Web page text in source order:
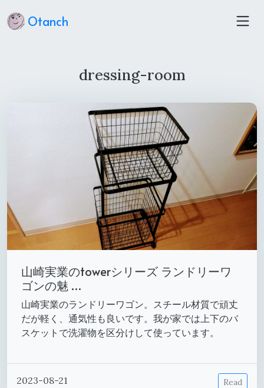
Otanch
dressing-room
山崎実業のtowerシリーズ ランドリーワ
ゴンの魅 …
山崎実業のランドリーワゴン。スチール材質で頑丈
だが軽く、通気性も良いです。我が家では上下のバ
スケットで洗濯物を区分けして使っています。
2023-08-21 Read